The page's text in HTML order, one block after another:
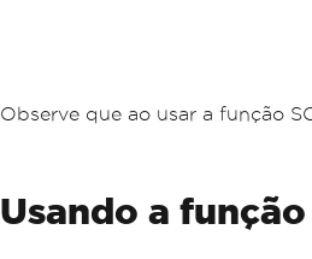
Observe que ao usar a função
Usando a